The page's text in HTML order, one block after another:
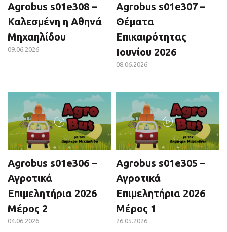
Agrobus s01e308 –
Καλεσμένη η Αθηνά
Μηχαηλίδου
09.06.2026
Agrobus s01e307 –
Θέματα
Επικαιρότητας
Ιουνίου 2026
08.06.2026
Agrobus s01e306 –
Αγροτικά
Επιμελητήρια 2026
Μέρος 2
04.06.2026
Agrobus s01e305 –
Αγροτικά
Επιμελητήρια 2026
Μέρος 1
26.05.2026